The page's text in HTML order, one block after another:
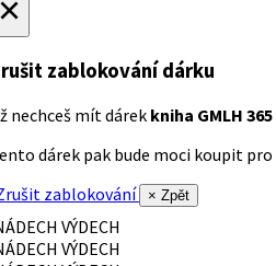
zablokování dárku
nechceš mít dárek kniha GMLH 365
dárek pak bude moci koupit pro
zablokování
× Zpět